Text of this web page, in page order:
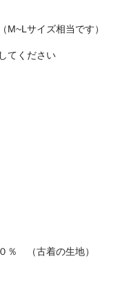
サイズ相当です）
てください
（古着の生地）